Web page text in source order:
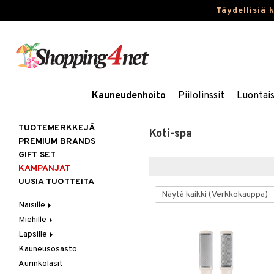
Täydellisiä
Kauneudenhoito Piilolinssit
Koti-spa
TUOTEMERKKEJÄ
PREMIUM BRANDS
GIFT SET
KAMPANJAT
UUSIA TUOTTEITA
Naisille
Hiukset
Gift Set
Harjat / Kammat
Hiuskuurit
Ihonhoito
Aurinkotuotteet
Erikoistuotteet
Korut
Kaulakorut
Kosmetiikka
Miehille
Hiukset
Hiustenlähtö
Hiusväri
Ihonhoito
Aurinkotuotteet
Parfyymit
Lapsille
Kosmetiikkalaukkuja
Kylpytuotteita
Kauneusosasto
Aurinkolasit